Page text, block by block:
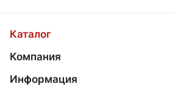
Каталог
Компания
Информация